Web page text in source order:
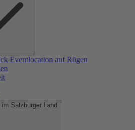
Eventlocation auf Rügen
Salzburger Land